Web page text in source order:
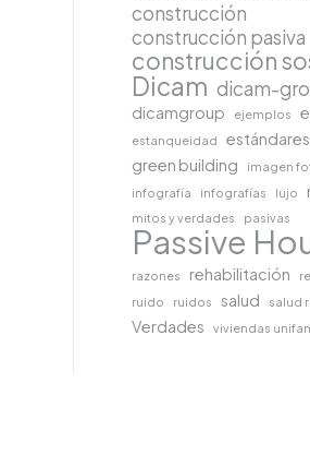
construcción
construcción pasiva
construcción
Dicam dicam-
dicamgroup ejemplos
estanqueidad
green building
imagen
infografía
infografías lujo
mitos y verdades pasivas
Passive
razones
rehabilitación
ruido
ruidos salud salud
Verdades viviendas